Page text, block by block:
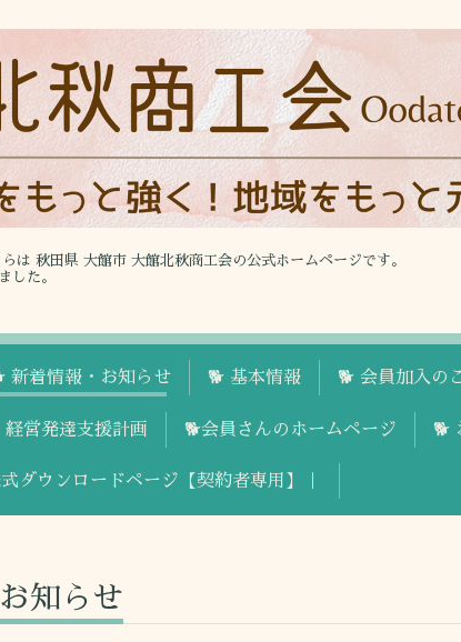
は 秋田県 大館市 大館北秋商工会の公式ホームページです。
した。
新着情報・お知らせ 🐕 基本情報 🐕 会員加入の
営発達支援計画 🐕会員さんのホームページ 🐕
ダウンロードページ【契約者専用】｜
知らせ